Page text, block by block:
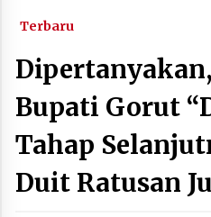
Terbaru
Bupati Gorut
Tahap
Duit Ratusan